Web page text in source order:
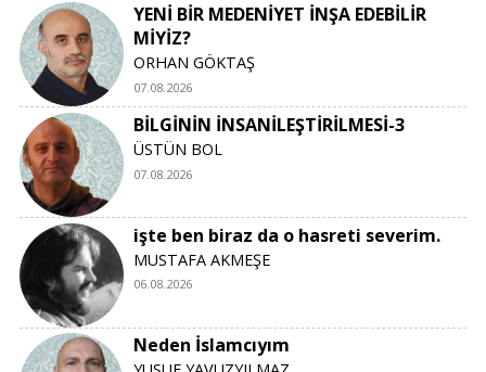
YENİ BİR MEDENİYET İNŞA EDEBİLİR
MİYİZ?
ORHAN GÖKTAŞ
07.08.2026
BİLGİNİN İNSANİLEŞTİRİLMESİ-3
ÜSTÜN BOL
07.08.2026
işte ben biraz da o hasreti severim.
MUSTAFA AKMEŞE
06.08.2026
Neden İslamcıyım